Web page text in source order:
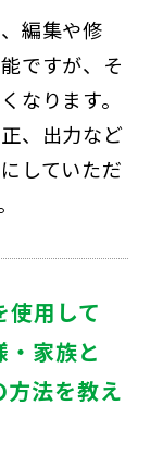
編集や修
ですが、そ
なります。
、出力など
していただ
使用して
・家族と
法を教え